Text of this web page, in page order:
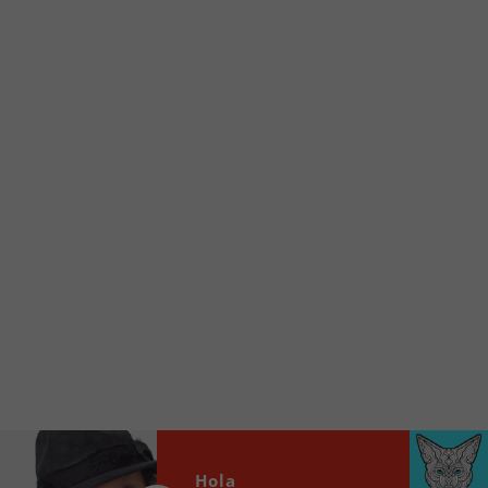
locale vous sont maintenant accessibles en un clic!
Audio
00:00 00:00
Hola